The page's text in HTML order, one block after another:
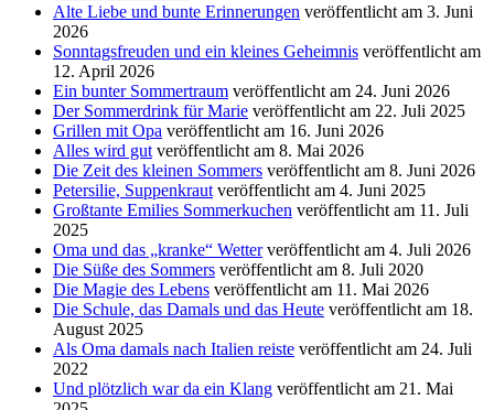
Alte Liebe und bunte Erinnerungen veröffentlicht am 3. Juni
2026
Sonntagsfreuden und ein kleines Geheimnis veröffentlicht am
12. April 2026
Ein bunter Sommertraum veröffentlicht am 24. Juni 2026
Der Sommerdrink für Marie veröffentlicht am 22. Juli 2025
Grillen mit Opa veröffentlicht am 16. Juni 2026
Alles wird gut veröffentlicht am 8. Mai 2026
Die Zeit des kleinen Sommers veröffentlicht am 8. Juni 2026
Petersilie, Suppenkraut veröffentlicht am 4. Juni 2025
Großtante Emilies Sommerkuchen veröffentlicht am 11. Juli
2025
Oma und das „kranke“ Wetter veröffentlicht am 4. Juli 2026
Die Süße des Sommers veröffentlicht am 8. Juli 2020
Die Magie des Lebens veröffentlicht am 11. Mai 2026
Die Schule, das Damals und das Heute veröffentlicht am 18.
August 2025
Als Oma damals nach Italien reiste veröffentlicht am 24. Juli
2022
Und plötzlich war da ein Klang veröffentlicht am 21. Mai